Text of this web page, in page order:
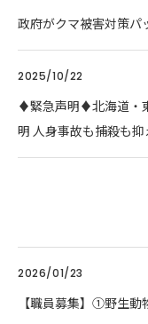
政府がクマ被害対策パ
2025/10/22
♦️緊急声明♦️北海道・
明 人身事故も捕殺も
2026/01/23
【職員募集】①野生